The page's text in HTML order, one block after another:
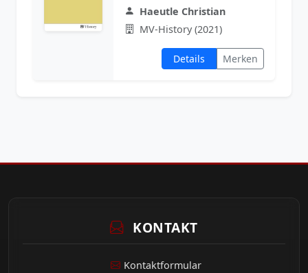
Haeutle Christian
MV-History (2021)
Details Merken
KONTAKT
Kontaktformular